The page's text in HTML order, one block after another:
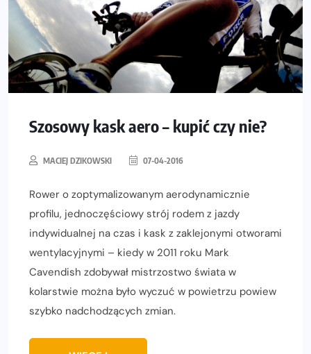
Szosowy kask aero – kupić czy nie?
MACIEJ DZIKOWSKI 07-04-2016
Rower o zoptymalizowanym aerodynamicznie
profilu, jednoczęściowy strój rodem z jazdy
indywidualnej na czas i kask z zaklejonymi otworami
wentylacyjnymi – kiedy w 2011 roku Mark
Cavendish zdobywał mistrzostwo świata w
kolarstwie można było wyczuć w powietrzu powiew
szybko nadchodzących zmian.